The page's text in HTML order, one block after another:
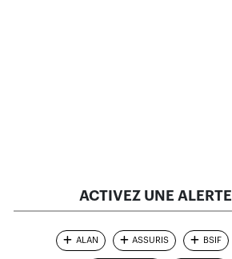
ACTIVEZ UNE ALERTE
ALAN ASSURIS BSIF